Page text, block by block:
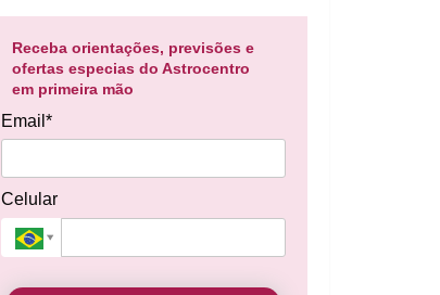
Receba orientações, previsões e
ofertas especias do Astrocentro
em primeira mão
Email*
Celular